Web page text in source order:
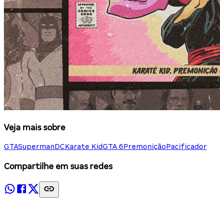
Veja mais sobre
GTASupermanDCKarate KidGTA 6PremoniçãoPacificador
Compartilhe em suas redes